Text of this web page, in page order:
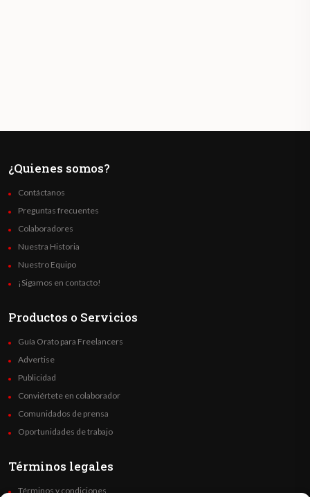
¿Quienes somos?
Contáctanos
Preguntas frecuentes
Colaboradores
Nuestra Historia
Nuestro Equipo
¡Sigamos en contacto!
Productos o Servicios
Guía Orato para Freelancers
Advertise
Publicidad
Conviértete en colaborador
Comunidados de prensa
Oportunidades de trabajo
Términos legales
Términos y condiciones